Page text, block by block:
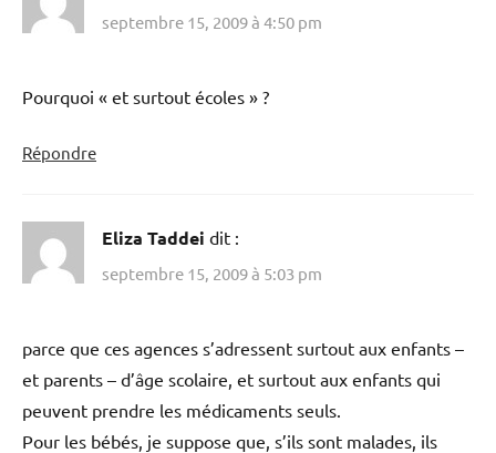
septembre 15, 2009 à 4:50 pm
Pourquoi « et surtout écoles » ?
Répondre
Eliza Taddei dit :
septembre 15, 2009 à 5:03 pm
parce que ces agences s’adressent surtout aux enfants –
et parents – d’âge scolaire, et surtout aux enfants qui
peuvent prendre les médicaments seuls.
Pour les bébés, je suppose que, s’ils sont malades, ils